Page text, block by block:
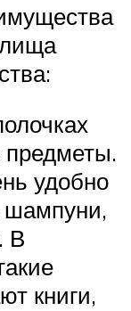
удобно
шампуни,
В
книги,